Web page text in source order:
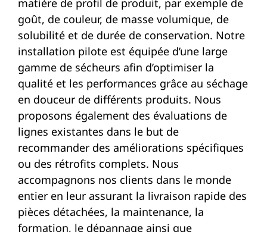
goût, de couleur, de masse volumique, de
solubilité et de durée de conservation. Notre
installation pilote est équipée d’une large
gamme de sécheurs afin d’optimiser la
qualité et les performances grâce au séchage
en douceur de différents produits. Nous
proposons également des évaluations de
lignes existantes dans le but de
recommander des améliorations spécifiques
ou des rétrofits complets. Nous
accompagnons nos clients dans le monde
entier en leur assurant la livraison rapide des
pièces détachées, la maintenance, la
formation, le dépannage ainsi que